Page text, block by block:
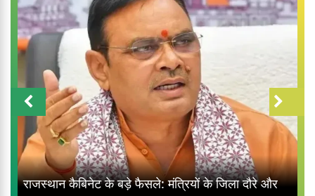
राजस्थान कैबिनेट के बड़े फैसले: मंत्रियों के जिला दौरे और